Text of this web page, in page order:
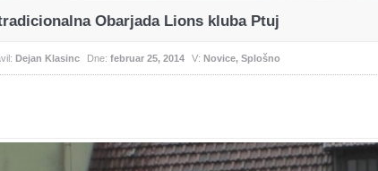
Obarjada Lions kluba Ptuj
Dejan Klasinc Dne: februar 25, 2014 V: Novice, Splošno